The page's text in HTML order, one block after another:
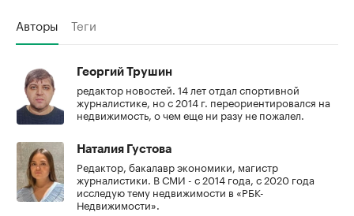
Авторы Теги
Георгий Трушин
редактор новостей. 14 лет отдал спортивной
журналистике, но с 2014 г. переориентировался на
недвижимость, о чем еще ни разу не пожалел.
Наталия Густова
Редактор, бакалавр экономики, магистр
журналистики. В СМИ - с 2014 года, с 2020 года
исследую тему недвижимости в «РБК-
Недвижимости».